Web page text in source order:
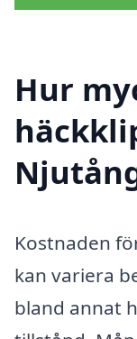
Hur
Kostnaden
kan variera
bland annat